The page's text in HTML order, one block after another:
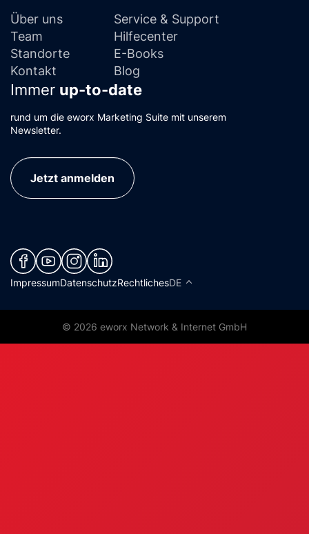
Über uns
Team
Standorte
Kontakt
Service & Support
Hilfecenter
E-Books
Blog
Immer up-to-date
rund um die eworx Marketing Suite mit unserem
Newsletter.
Jetzt anmelden
(neues Fenster)
(neues Fenster)
(neues Fenster)
(neues Fenster)
ImpressumDatenschutzRechtlichesDE
© 2026 eworx Network & Internet GmbH